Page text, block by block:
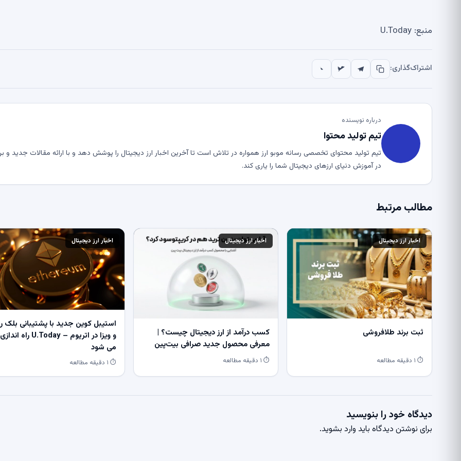
منبع: U.Today
اشتراک‌گذاری:
درباره نویسنده
تیم تولید محتوا
تیم تولید محتوای تخصصی رسانه موبو ارز همواره در تلاش است تا آخرین اخبار ارز دیجیتال را پوشش دهد و با ارائه مقالات جدید و
در آموزش دنیای ارزهای دیجیتال شما را یاری کند.
مطالب مرتبط
اخبار ارز دیجیتال
ثبت برند طلافروشی
⏱ ۱ دقیقه مطالعه
اخبار ارز دیجیتال
کسب درآمد از ارز دیجیتال چیست؟ |
معرفی محصول جدید صرافی بیت‌پین
⏱ ۱ دقیقه مطالعه
اخبار ارز دیجیتال
استیبل کوین جدید با پشتیبانی بلک
و ویزا در اتریوم – U.Today راه اندازی
می شود
⏱ ۱ دقیقه مطالعه
دیدگاه خود را بنویسید
برای نوشتن دیدگاه باید وارد بشوید.